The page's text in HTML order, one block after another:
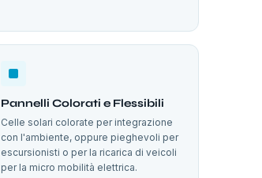
Pannelli Colorati e Flessibili
Celle solari colorate per integrazione
con l'ambiente, oppure pieghevoli per
escursionisti o per la ricarica di veicoli
per la micro mobilità elettrica.